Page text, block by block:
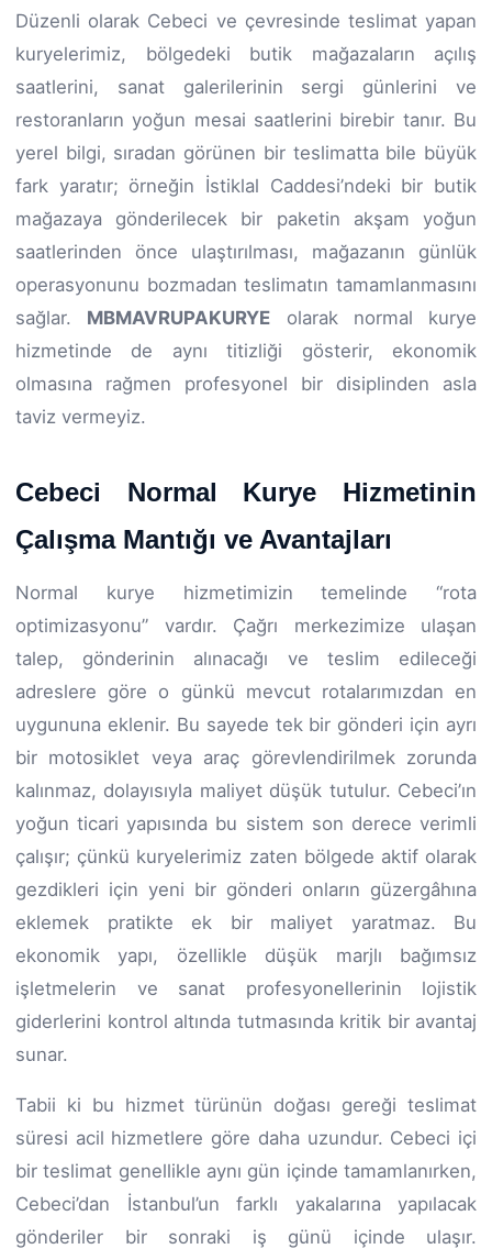
Düzenli olarak Cebeci ve çevresinde teslimat yapan
kuryelerimiz, bölgedeki butik mağazaların açılış
saatlerini, sanat galerilerinin sergi günlerini ve
restoranların yoğun mesai saatlerini birebir tanır. Bu
yerel bilgi, sıradan görünen bir teslimatta bile büyük
fark yaratır; örneğin İstiklal Caddesi’ndeki bir butik
mağazaya gönderilecek bir paketin akşam yoğun
saatlerinden önce ulaştırılması, mağazanın günlük
operasyonunu bozmadan teslimatın tamamlanmasını
sağlar. MBMAVRUPAKURYE olarak normal kurye
hizmetinde de aynı titizliği gösterir, ekonomik
olmasına rağmen profesyonel bir disiplinden asla
taviz vermeyiz.
Cebeci Normal Kurye Hizmetinin
Çalışma Mantığı ve Avantajları
Normal kurye hizmetimizin temelinde “rota
optimizasyonu” vardır. Çağrı merkezimize ulaşan
talep, gönderinin alınacağı ve teslim edileceği
adreslere göre o günkü mevcut rotalarımızdan en
uygununa eklenir. Bu sayede tek bir gönderi için ayrı
bir motosiklet veya araç görevlendirilmek zorunda
kalınmaz, dolayısıyla maliyet düşük tutulur. Cebeci’ın
yoğun ticari yapısında bu sistem son derece verimli
çalışır; çünkü kuryelerimiz zaten bölgede aktif olarak
gezdikleri için yeni bir gönderi onların güzergâhına
eklemek pratikte ek bir maliyet yaratmaz. Bu
ekonomik yapı, özellikle düşük marjlı bağımsız
işletmelerin ve sanat profesyonellerinin lojistik
giderlerini kontrol altında tutmasında kritik bir avantaj
sunar.
Tabii ki bu hizmet türünün doğası gereği teslimat
süresi acil hizmetlere göre daha uzundur. Cebeci içi
bir teslimat genellikle aynı gün içinde tamamlanırken,
Cebeci’dan İstanbul’un farklı yakalarına yapılacak
gönderiler bir sonraki iş günü içinde ulaşır.